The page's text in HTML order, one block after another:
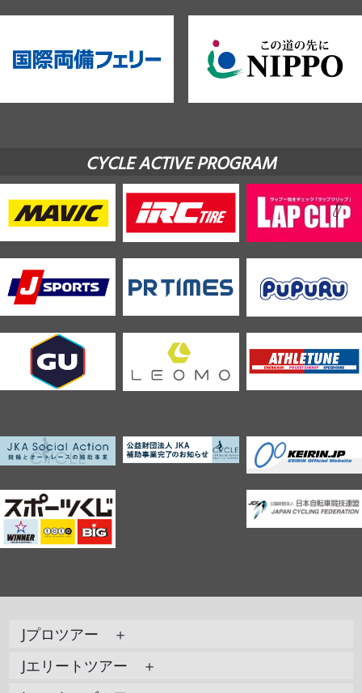
CYCLE ACTIVE PROGRAM
Jプロツアー ＋
Jエリートツアー ＋